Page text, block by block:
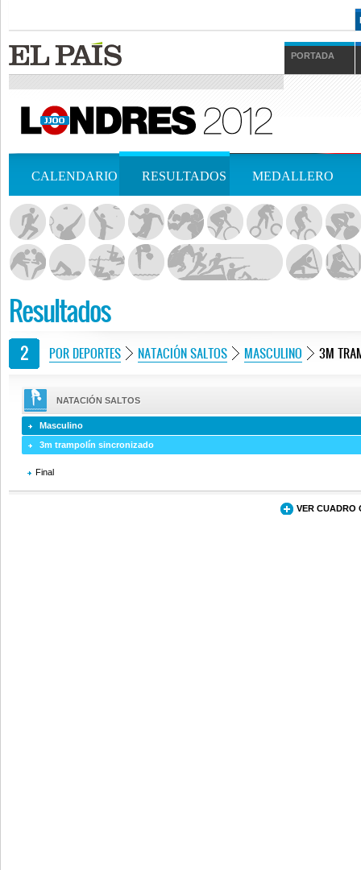
PORTADA
CALENDARIO RESULTADOS MEDALLERO
Resultados
POR DEPORTES NATACIÓN SALTOS MASCULINO 3M
NATACIÓN SALTOS
Masculino
3m trampolín sincronizado
Final
VER CUADRO